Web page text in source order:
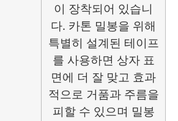
이 장착되어 있습니
다. 카톤 밀봉을 위해
특별히 설계된 테이프
를 사용하면 상자 표
면에 더 잘 맞고 효과
적으로 거품과 주름을
피할 수 있으며 밀봉